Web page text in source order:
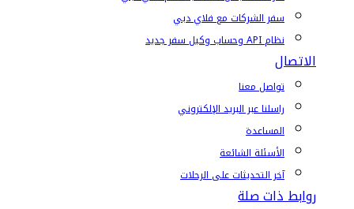
سفر الشركات مع فلاي دبي
نظام API وحساب وكيل سفر جديد
الاتصال
تواصل معنا
راسلنا عبر البريد الإلكتروني
المساعدة
الأسئلة الشائعة
آخر التحديثات على الرحلات
روابط ذات صلة